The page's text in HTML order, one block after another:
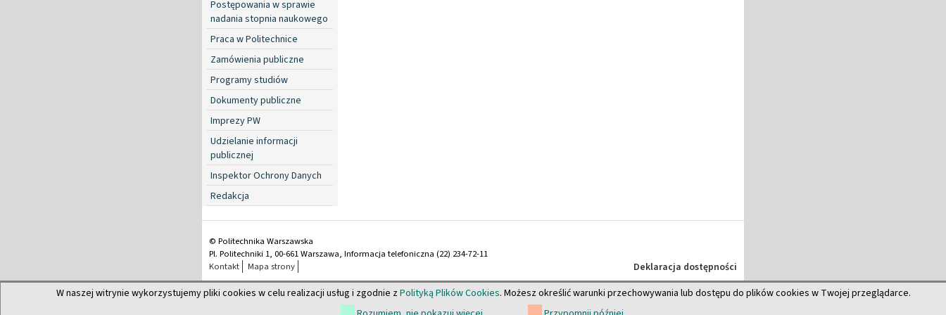
W naszej witrynie wykorzystujemy pliki cookies w celu realizacji usług i zgodnie zPolityką Plików Cookies. Możesz określić warunki przechowywania lub dostępu do plików cookies w Twojej przeglądarce.
Postępowania w sprawie
nadania stopnia naukowego
Praca w Politechnice
Zamówienia publiczne
Programy studiów
Dokumenty publiczne
Imprezy PW
Udzielanie informacji
publicznej
Inspektor Ochrony Danych
Redakcja
© Politechnika Warszawska
Pl. Politechniki 1, 00-661 Warszawa, Informacja telefoniczna (22) 234-72-11
Kontakt
Mapa strony Deklaracja dostępności